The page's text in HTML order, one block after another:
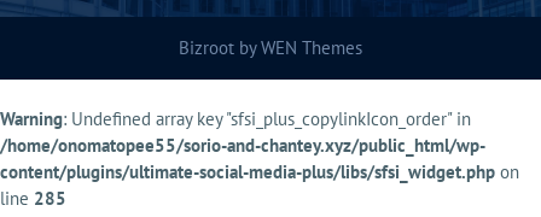
Bizroot byWEN Themes
Warning: Undefined array key "sfsi_plus_copylinkIcon_order" in
/home/onomatopee55/sorio-and-chantey.xyz/public_html/wp-
content/plugins/ultimate-social-media-plus/libs/sfsi_widget.php on
line 285